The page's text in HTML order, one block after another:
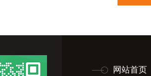
网站首页